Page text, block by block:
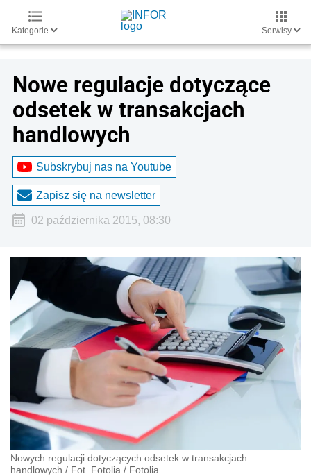
Kategorie Serwisy
Nowe regulacje dotyczące
odsetek w transakcjach
handlowych
Subskrybuj nas na Youtube
Zapisz się na newsletter
02 października 2015, 08:30
Nowych regulacji dotyczących odsetek w transakcjach
handlowych / Fot. Fotolia / Fotolia